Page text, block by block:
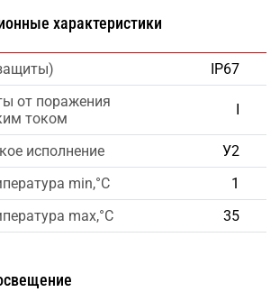
характеристики
IP67
от поражения
током
исполнение
У2
min,°C
1
max,°C
35